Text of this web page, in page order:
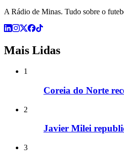
A Rádio de Minas. Tudo sobre o
Mais Lidas
1
Coreia do Norte
2
Javier Milei
3